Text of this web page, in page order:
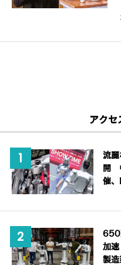
アクセ
流
開
催、
650
加
製造